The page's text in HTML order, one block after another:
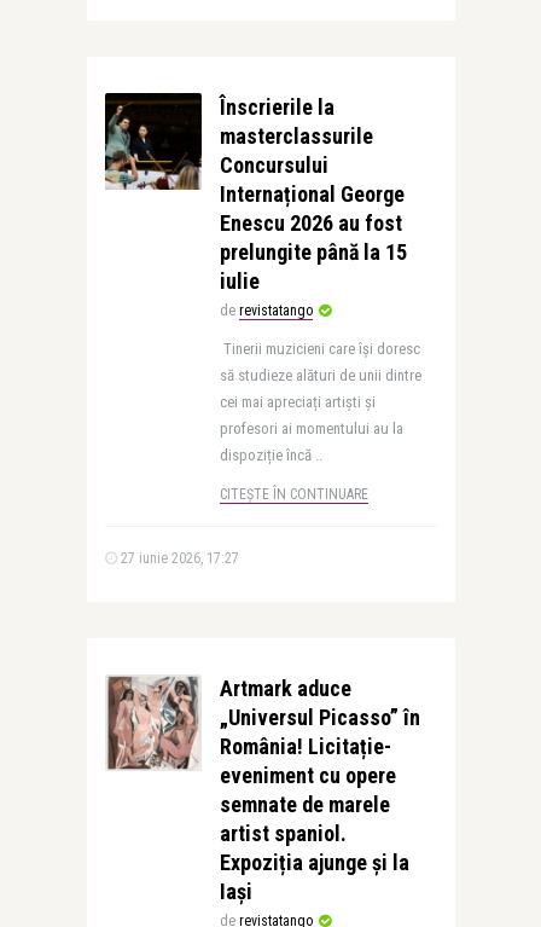
Înscrierile la
masterclassurile
Concursului
Internațional George
Enescu 2026 au fost
prelungite până la 15
iulie
de revistatango
Tinerii muzicieni care își doresc
să studieze alături de unii dintre
cei mai apreciați artiști și
profesori ai momentului au la
dispoziție încă ..
CITEȘTE ÎN CONTINUARE
27 iunie 2026, 17:27
Artmark aduce
„Universul Picasso” în
România! Licitație-
eveniment cu opere
semnate de marele
artist spaniol.
Expoziția ajunge și la
Iași
de revistatango